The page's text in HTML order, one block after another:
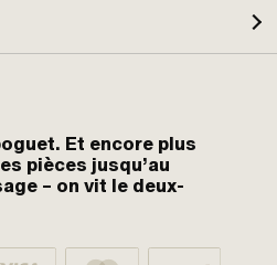
Et encore plus
pièces jusqu’au
– on vit le deux-